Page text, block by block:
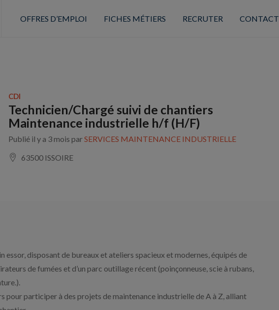
OFFRES D’EMPLOI FICHES MÉTIERS RECRUTER CONTACT
CDI
Technicien/Chargé suivi de chantiers
Maintenance industrielle h/f (H/F)
Publié il y a 3 mois parSERVICES MAINTENANCE INDUSTRIELLE
63500 ISSOIRE
essor, disposant de bureaux et ateliers spacieux et modernes, équipés de
de fumées et d’un parc outillage récent (poinçonneuse, scie à rubans,
pour participer à des projets de maintenance industrielle de A à Z, alliant